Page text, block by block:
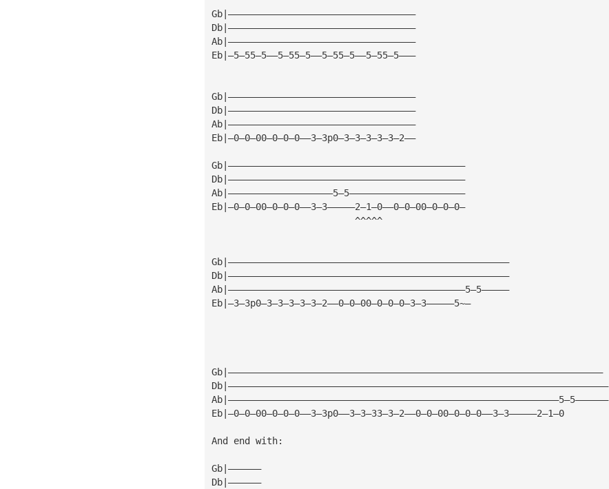
Gb|——————————————————————————————————
Db|——————————————————————————————————
Ab|——————————————————————————————————
Eb|—5—55—5——5—55—5——5—55—5——5—55—5———
Gb|——————————————————————————————————
Db|——————————————————————————————————
Ab|——————————————————————————————————
Eb|—0—0—00—0—0—0——3—3p0—3—3—3—3—3—2——
Gb|———————————————————————————————————————————
Db|———————————————————————————————————————————
Ab|———————————————————5—5—————————————————————
Eb|—0—0—00—0—0—0——3—3—————2—1—0——0—0—00—0—0—0—
                          ^^^^^
Gb|———————————————————————————————————————————————————
Db|———————————————————————————————————————————————————
Ab|———————————————————————————————————————————5—5—————
Eb|—3—3p0—3—3—3—3—3—2——0—0—00—0—0—0—3—3—————5~—
Gb|————————————————————————————————————————————————————————————————————
Db|—————————————————————————————————————————————————————————————————————
Ab|————————————————————————————————————————————————————————————5—5——————
Eb|—0—0—00—0—0—0——3—3p0——3—3—33—3—2——0—0—00—0—0—0——3—3—————2—1—0
And end with:
Gb|——————
Db|——————